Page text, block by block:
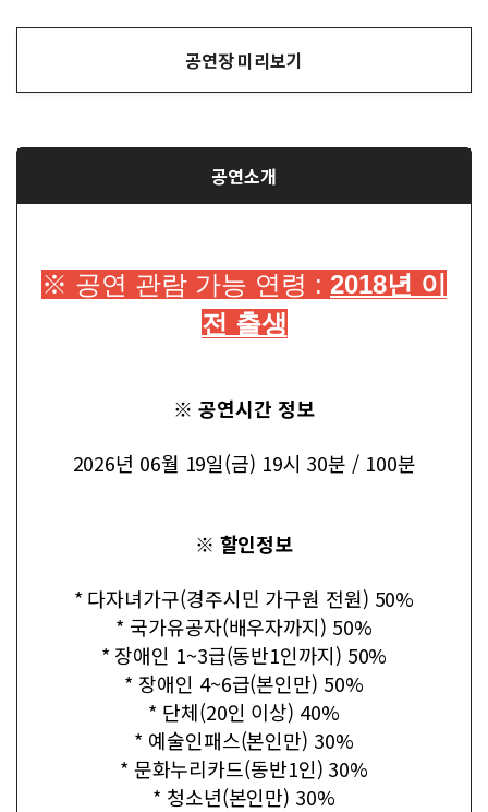
공연장 미리보기
공연소개
※ 공연 관람 가능 연령 : 2018년 이
전 출생
※ 공연시간 정보
2026년 06월 19일(금) 19시 30분 / 100분
※ 할인정보
* 다자녀가구(경주시민 가구원 전원) 50%
* 국가유공자(배우자까지) 50%
* 장애인 1~3급(동반1인까지) 50%
* 장애인 4~6급(본인만) 50%
* 단체(20인 이상) 40%
* 예술인패스(본인만) 30%
* 문화누리카드(동반1인) 30%
* 청소년(본인만) 30%